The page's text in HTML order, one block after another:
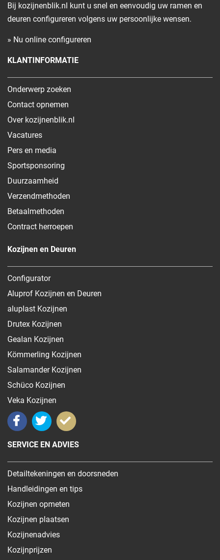
Bij kozijnenblik.nl kunt u snel en eenvoudig uw ramen en
deuren configureren volgens uw persoonlijke wensen.
» Nu online configureren
KLANTINFORMATIE
Onderwerp zoeken
Contact opnemen
Over kozijnenblik.nl
Vacatures
Pers en media
Sportsponsoring
Duurzaamheid
Verzendmethoden
Betaalmethoden
Contract herroepen
Kozijnen en Deuren
Configurator
Aluprof Kozijnen en Deuren
aluplast Kozijnen
Drutex Kozijnen
Gealan Kozijnen
Kömmerling Kozijnen
Salamander Kozijnen
Schüco Kozijnen
Veka Kozijnen
SERVICE EN ADVIES
Detailtekeningen en doorsneden
Handleidingen en tips
Kozijnen opmeten
Kozijnen plaatsen
Kozijnenadvies
Kozijnprijzen